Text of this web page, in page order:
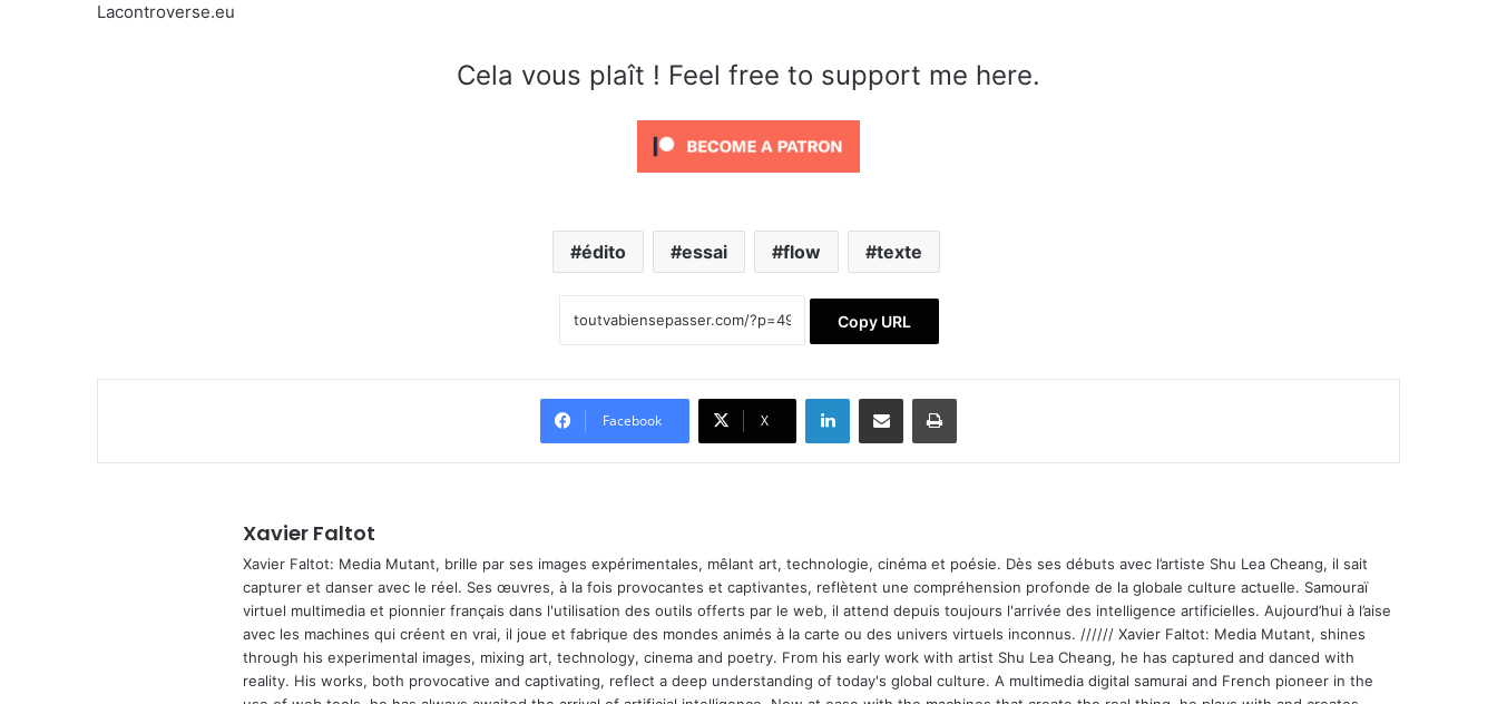
Lacontroverse.eu
Cela vous plaît ! Feel free to support me here.
édito essai flow texte
Copy URL
Facebook X
LinkedinPartager par email Imprimer
Xavier Faltot
Xavier Faltot: Media Mutant, brille par ses images expérimentales, mêlant art, technologie, cinéma et poésie. Dès ses débuts avec l’artiste Shu Lea Cheang, il sait
capturer et danser avec le réel. Ses œuvres, à la fois provocantes et captivantes, reflètent une compréhension profonde de la globale culture actuelle. Samouraï
virtuel multimedia et pionnier français dans l'utilisation des outils offerts par le web, il attend depuis toujours l'arrivée des intelligence artificielles. Aujourd’hui à l’aise
avec les machines qui créent en vrai, il joue et fabrique des mondes animés à la carte ou des univers virtuels inconnus. ////// Xavier Faltot: Media Mutant, shines
through his experimental images, mixing art, technology, cinema and poetry. From his early work with artist Shu Lea Cheang, he has captured and danced with
reality. His works, both provocative and captivating, reflect a deep understanding of today's global culture. A multimedia digital samurai and French pioneer in the